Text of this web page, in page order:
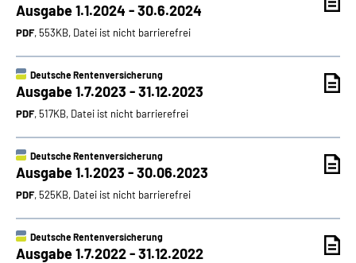
Ausgabe 1.1.2024 - 30.6.2024
PDF, 553KB, Datei ist nicht barrierefrei
Deutsche Rentenversicherung
Ausgabe 1.7.2023 - 31.12.2023
PDF, 517KB, Datei ist nicht barrierefrei
Deutsche Rentenversicherung
Ausgabe 1.1.2023 - 30.06.2023
PDF, 525KB, Datei ist nicht barrierefrei
Deutsche Rentenversicherung
Ausgabe 1.7.2022 - 31.12.2022